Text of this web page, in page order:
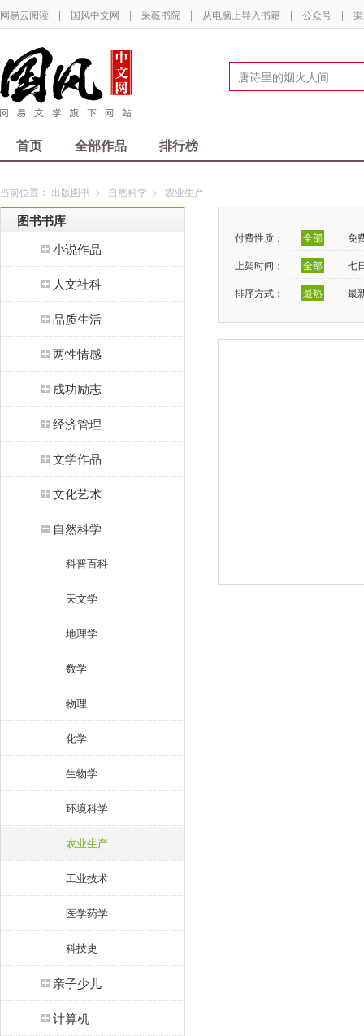
网易云阅读 | 国风中文网 | 采薇书院 | 从电脑上导入书籍 | 公众号 |
首页 全部作品 排行榜
当前位置： 出版图书 > 自然科学 > 农业生产
图书书库
小说作品
人文社科
品质生活
两性情感
成功励志
经济管理
文学作品
文化艺术
自然科学
科普百科
天文学
地理学
数学
物理
化学
生物学
环境科学
农业生产
工业技术
医学药学
科技史
亲子少儿
计算机
付费性质： 全部
免
上架时间：
全部
七
排序方式：
最热 最